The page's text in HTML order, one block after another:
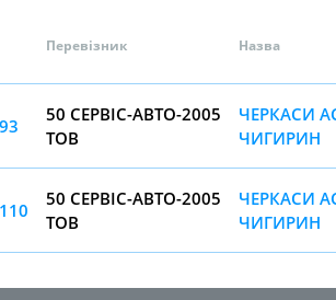
Перевізник Назва
50 СЕРВІС-АВТО-2005
ТОВ
ЧЕРКАСИ
ЧИГИРИН
50 СЕРВІС-АВТО-2005
ТОВ
ЧЕРКАСИ
ЧИГИРИН